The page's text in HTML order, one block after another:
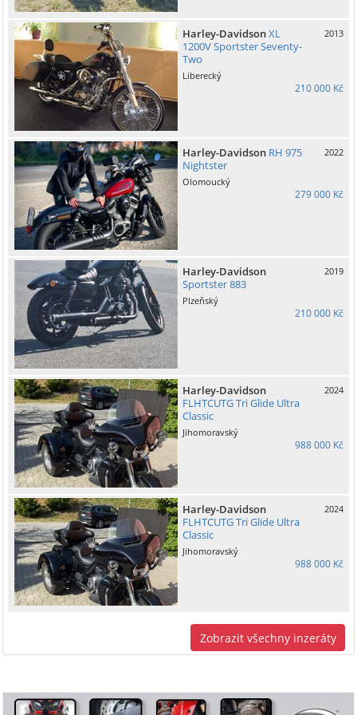
Harley-DavidsonXL
1200V Sportster Seventy-
Two
2013
Liberecký
210 000 Kč
Harley-Davidson RH 975
Nightster
2022
Olomoucký
279 000 Kč
Harley-Davidson
Sportster 883
2019
Plzeňský
210 000 Kč
Harley-Davidson
FLHTCUTG Tri Glide Ultra
Classic
2024
Jihomoravský
988 000 Kč
Harley-Davidson
FLHTCUTG Tri Glide Ultra
Classic
2024
Jihomoravský
988 000 Kč
Zobrazit všechny inzeráty